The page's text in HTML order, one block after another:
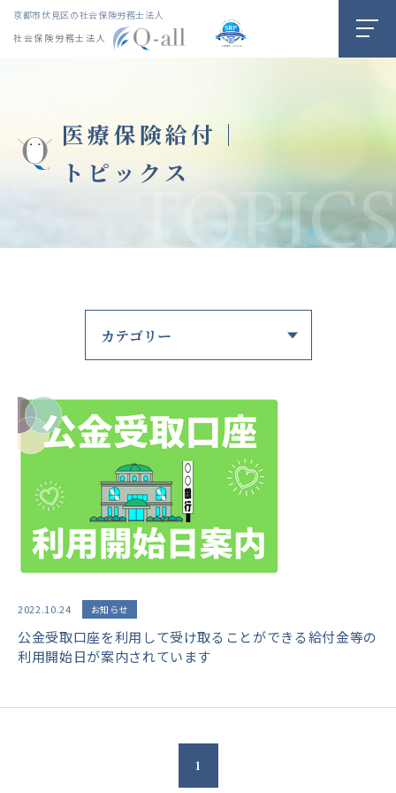
京都市伏見区の社会保険労務士法人
社会保険労務士法人
医療保険給付｜
トピックス
2022.10.24 お知らせ
公金受取口座を利用して受け取ることができる給付金等の
利用開始日が案内されています
1